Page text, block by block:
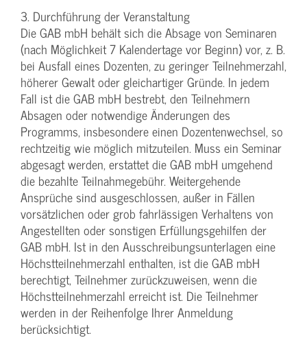
3. Durchführung der Veranstaltung
Die GAB mbH behält sich die Absage von Seminaren
(nach Möglichkeit 7 Kalendertage vor Beginn) vor, z. B.
bei Ausfall eines Dozenten, zu geringer Teilnehmerzahl,
höherer Gewalt oder gleichartiger Gründe. In jedem
Fall ist die GAB mbH bestrebt, den Teilnehmern
Absagen oder notwendige Änderungen des
Programms, insbesondere einen Dozentenwechsel, so
rechtzeitig wie möglich mitzuteilen. Muss ein Seminar
abgesagt werden, erstattet die GAB mbH umgehend
die bezahlte Teilnahmegebühr. Weitergehende
Ansprüche sind ausgeschlossen, außer in Fällen
vorsätzlichen oder grob fahrlässigen Verhaltens von
Angestellten oder sonstigen Erfüllungsgehilfen der
GAB mbH. Ist in den Ausschreibungsunterlagen eine
Höchstteilnehmerzahl enthalten, ist die GAB mbH
berechtigt, Teilnehmer zurückzuweisen, wenn die
Höchstteilnehmerzahl erreicht ist. Die Teilnehmer
werden in der Reihenfolge Ihrer Anmeldung
berücksichtigt.